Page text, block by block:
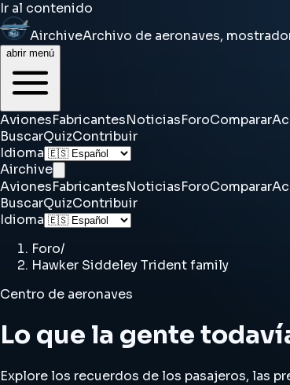
Ir al contenido
AirchiveArchivo de aeronaves,
abrir menú
AvionesFabricantesNoticiasForoComparar
BuscarQuizContribuir
Idioma
Airchive
AvionesFabricantesNoticiasForoComparar
BuscarQuizContribuir
Idioma
Foro/
Hawker Siddeley Trident family
Centro de aeronaves
Lo que la gente
Explore los recuerdos de los pasajeros, las